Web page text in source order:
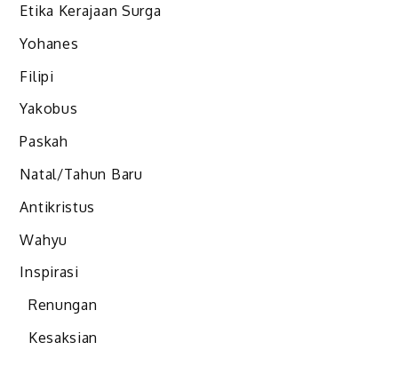
Etika Kerajaan Surga
Yohanes
Filipi
Yakobus
Paskah
Natal/Tahun Baru
Antikristus
Wahyu
Inspirasi
Renungan
Kesaksian